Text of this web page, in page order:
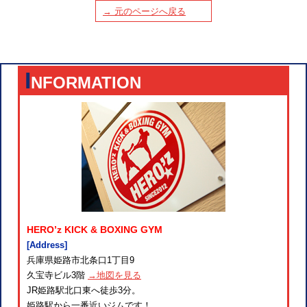
→ 元のページへ戻る
INFORMATION
HERO’z KICK & BOXING GYM
[Address]
兵庫県姫路市北条口1丁目9
久宝寺ビル3階 →地図を見る
JR姫路駅北口東へ徒歩3分。